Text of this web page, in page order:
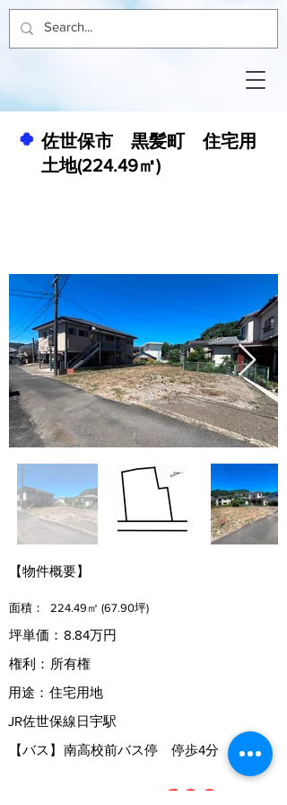
🍀 佐世保市 黒髪町 住宅用
土地(224.49㎡)
【物件概要】
面積： 224.49㎡ (67.90坪)
坪単価： 8.84万円
権利： 所有権
用途： 住宅用地
JR佐世保線日宇駅
【バス】 南高校前バス停 停歩4分